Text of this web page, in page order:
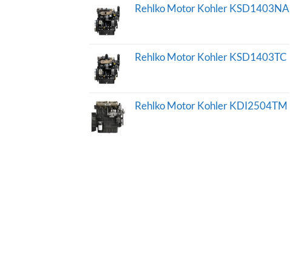
Rehlko Motor Kohler KSD1403NA
Rehlko Motor Kohler KSD1403TC
Rehlko Motor Kohler KDI2504TM